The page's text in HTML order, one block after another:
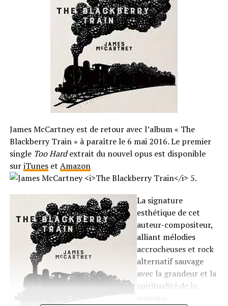
James McCartney est de retour avec l’album « The
Blackberry Train » à paraître le 6 mai 2016. Le premier
single Too Hardextrait du nouvel opus est disponible
suriTuneset Amazon
.
La signature
esthétique de cet
auteur-compositeur,
alliant mélodies
accrocheuses et rock
alternatif sauvage
avec la grandeur et la
spiritualité de la